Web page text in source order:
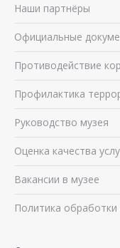
Наши партнёры
Официальные
Противодействие
Профилактика
Руководство музея
Оценка качества
Вакансии в музее
Политика